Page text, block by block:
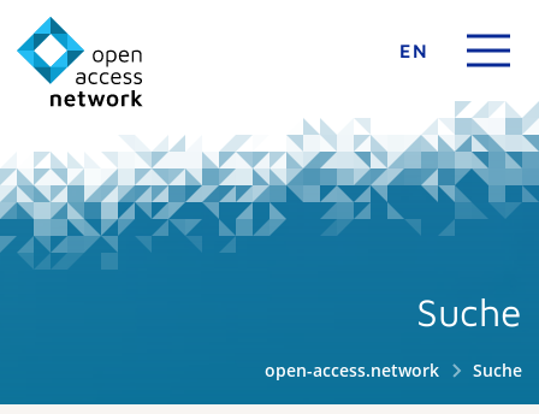
EN
Suche
open-access.network Suche